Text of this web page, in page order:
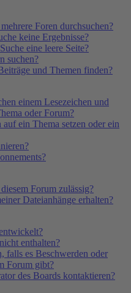
Foren durchsuchen?
keine Ergebnisse?
eine leere Seite?
suchen?
und Themen finden?
einem Lesezeichen und
oder Forum?
ein Thema setzen oder ein
Forum zulässig?
Dateianhänge erhalten?
enthalten?
falls es Beschwerden oder
Forum gibt?
des Boards kontaktieren?